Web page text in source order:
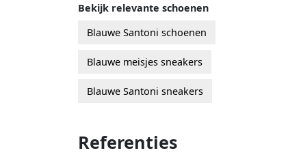
Bekijk relevante schoenen
Blauwe Santoni schoenen
Blauwe meisjes sneakers
Blauwe Santoni sneakers
Referenties